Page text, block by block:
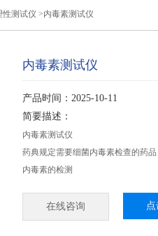
性测试仪 >内毒素测试仪
内毒素测试仪
产品时间：2025-10-11
简要描述：
内毒素测试仪
药典规定需要细菌内毒素检查的药
内毒素的检测
在线咨询